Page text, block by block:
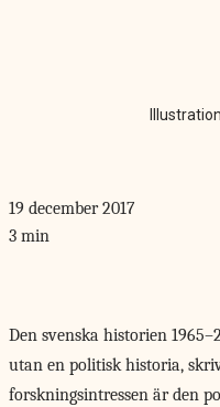
19 december 2017
3 min
Den svenska historien
utan en politisk historia,
forskningsintressen är den